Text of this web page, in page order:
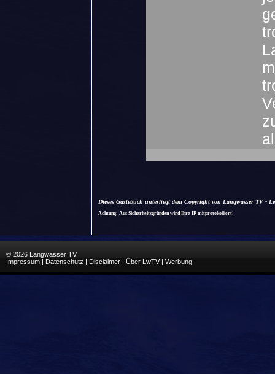
Dieses Gästebuch unterliegt dem Copyright von Langwasser TV -
Achtung: Aus Sicherheitsgründen wird Ihre IP mitprotokolliert!
© 2026 Langwasser TV
Impressum | Datenschutz | Disclaimer | Über LwTV| Werbung